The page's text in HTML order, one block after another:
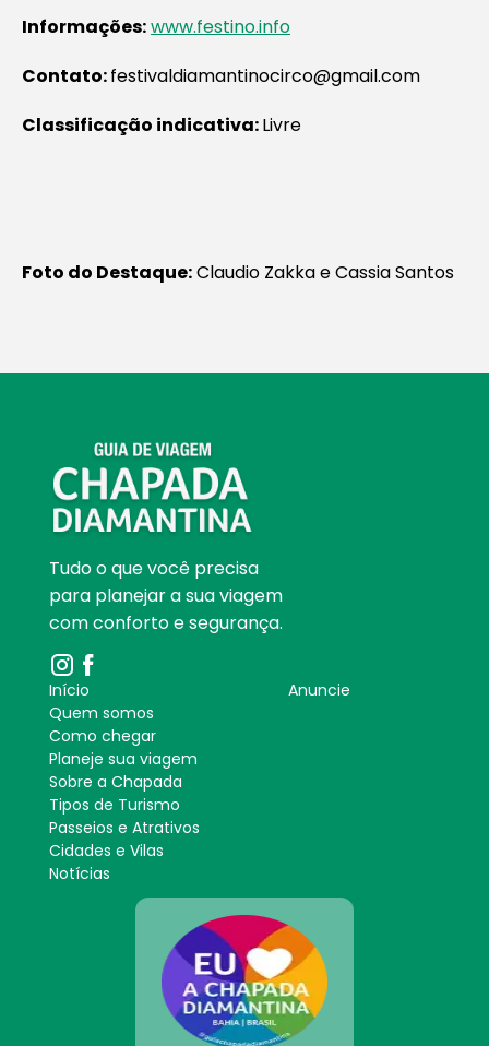
Informações:www.festino.info
Contato:festivaldiamantinocirco@gmail.com
Classificação indicativa:Livre
Foto do Destaque:Claudio Zakka e Cassia Santos
Tudo o que você precisa
para planejar a sua viagem
com conforto e segurança.
Início
Quem somos
Como chegar
Planeje sua viagem
Sobre a Chapada
Tipos de Turismo
Passeios e Atrativos
Cidades e Vilas
Notícias
Anuncie